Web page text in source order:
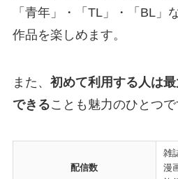
「青年」・「TL」・「BL」
作品を楽しめます。
また、 初めて利用する人は
できることも魅力のひとつで
配信数
雑
漫